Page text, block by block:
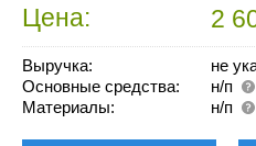
Цена: 2
Выручка:
не
Основные средства:
н/п
Материалы:
н/п